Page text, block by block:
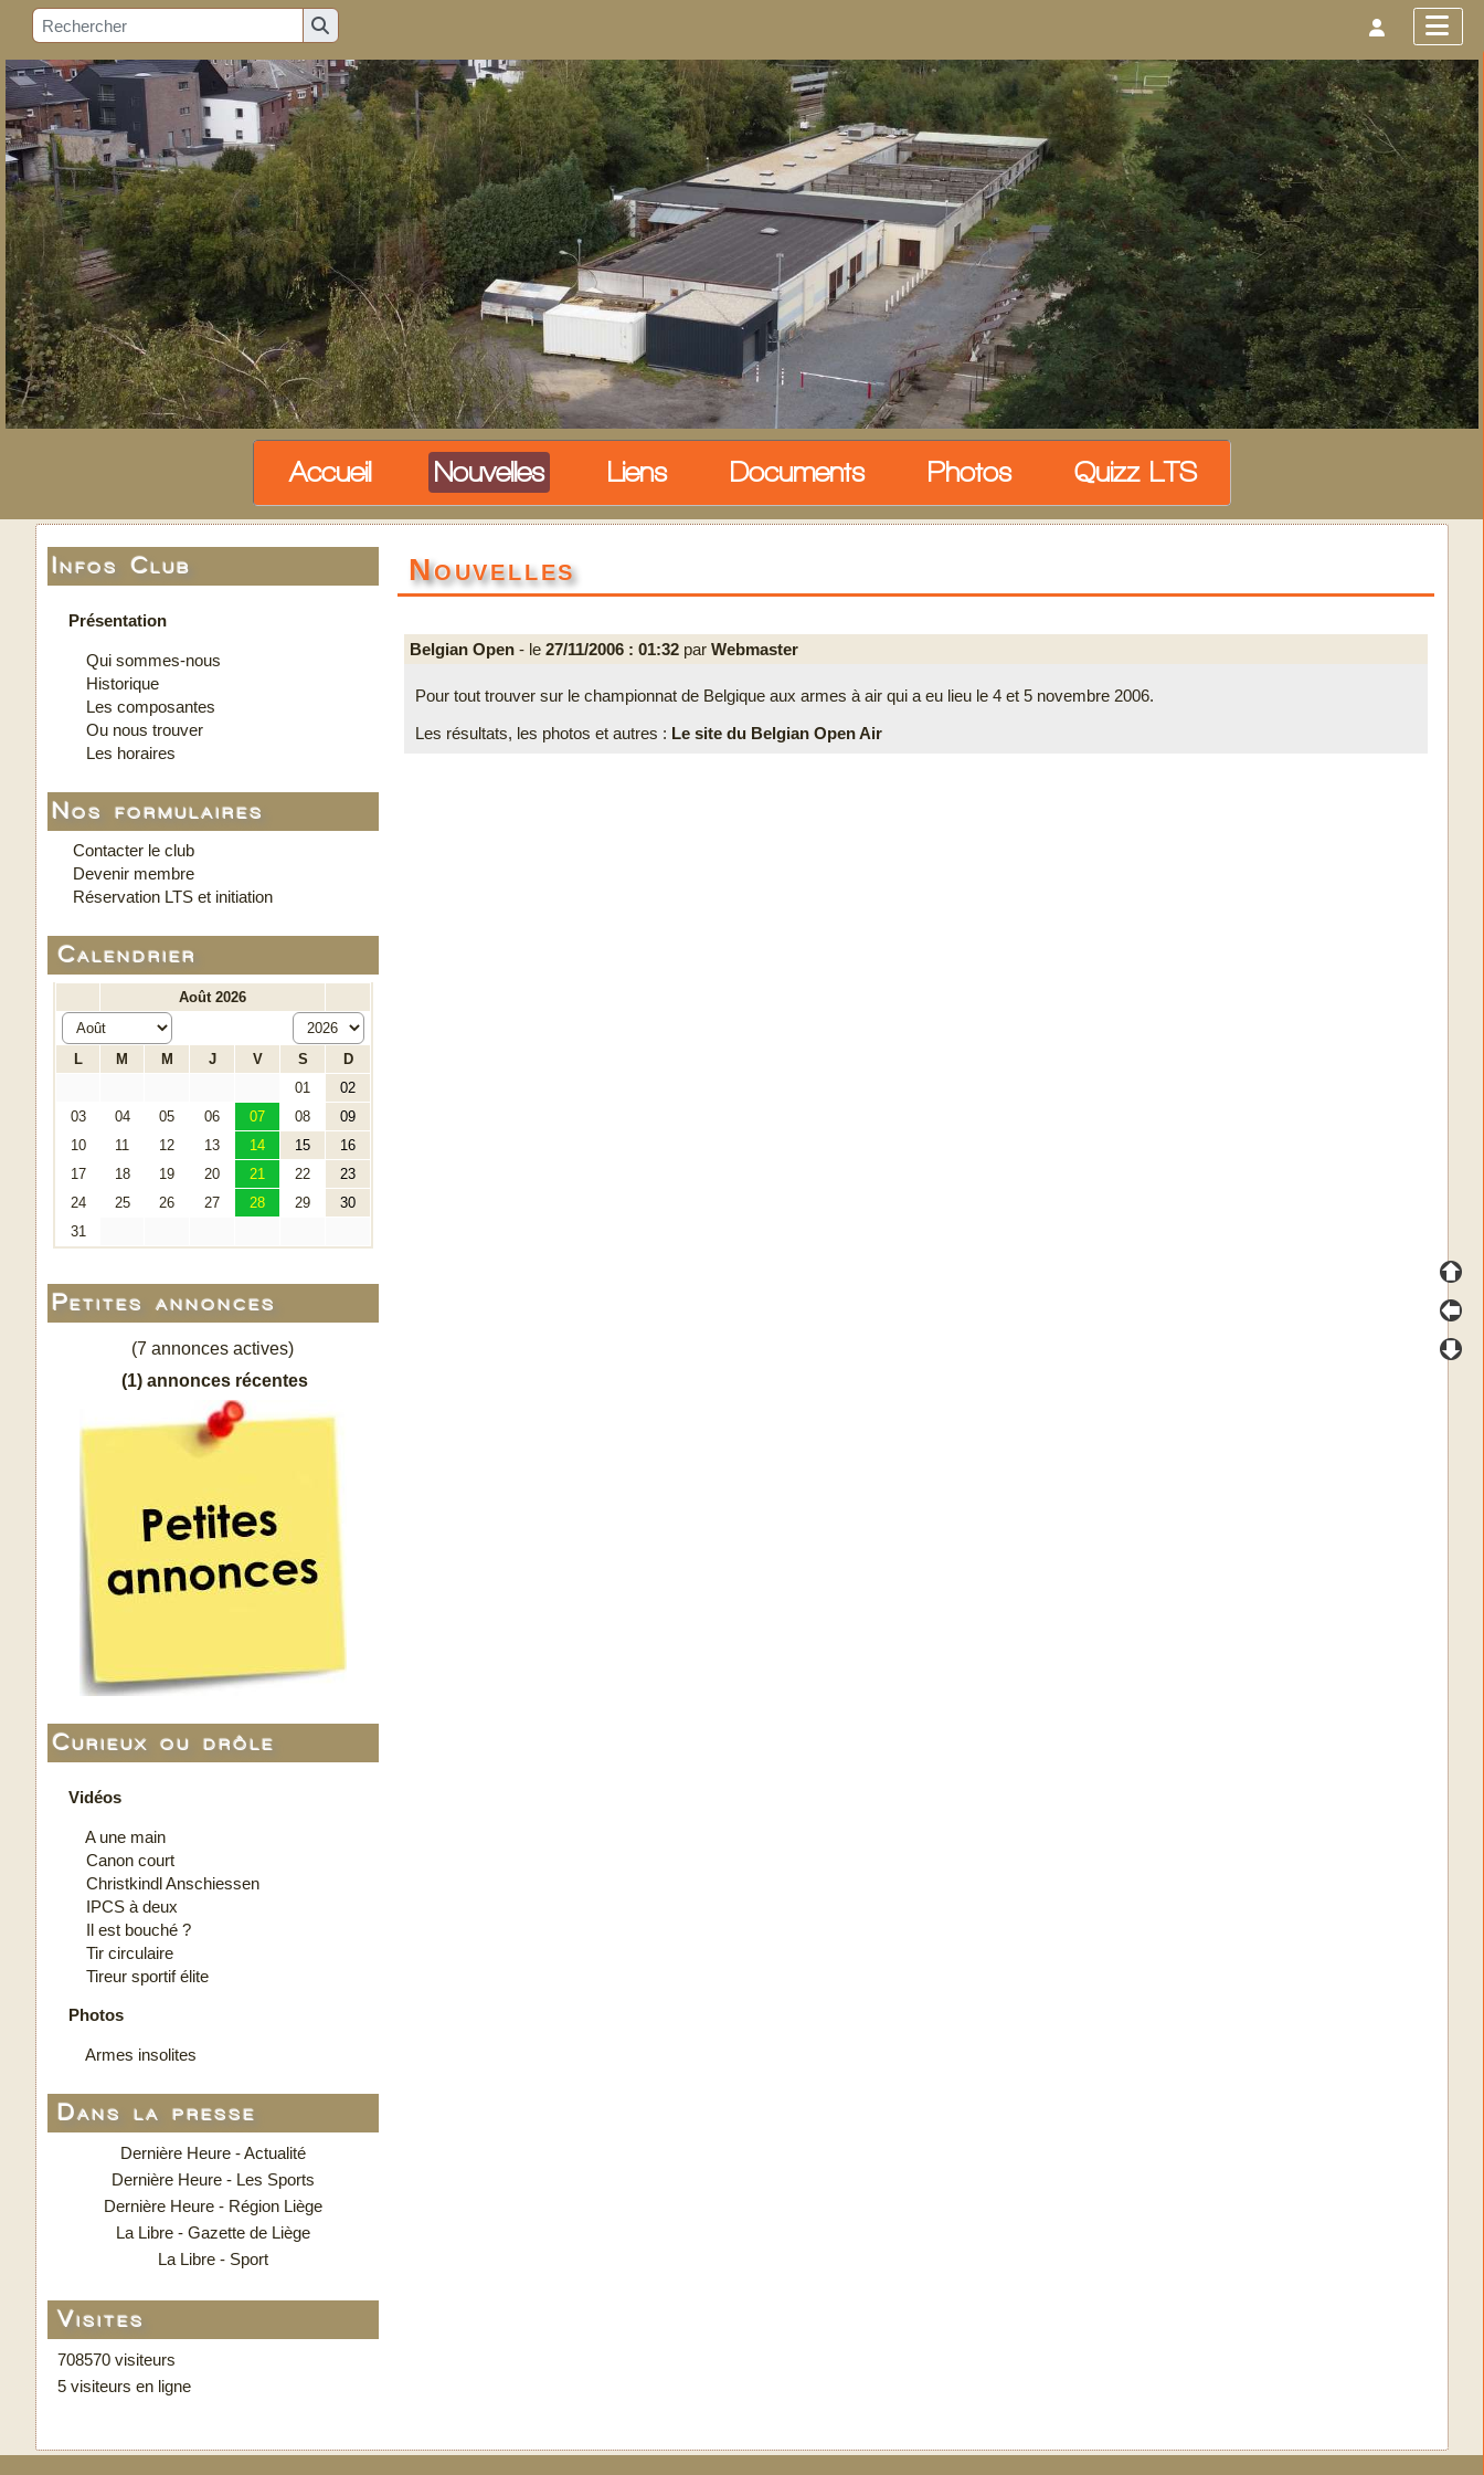
Accueil Nouvelles Liens Documents Photos Quizz LTS
Infos Club
Présentation
Qui sommes-nous
Historique
Les composantes
Ou nous trouver
Les horaires
Nos formulaires
Contacter le club
Devenir membre
Réservation LTS et initiation
Calendrier
Petites annonces
(7 annonces actives)
(1) annonces récentes
Curieux ou drôle
Vidéos
A une main
Canon court
Christkindl Anschiessen
IPCS à deux
Il est bouché ?
Tir circulaire
Tireur sportif élite
Photos
Armes insolites
Dans la presse
Dernière Heure - Actualité
Dernière Heure - Les Sports
Dernière Heure - Région Liège
La Libre - Gazette de Liège
La Libre - Sport
Visites
708570 visiteurs
5 visiteurs en ligne
Nouvelles
Belgian Open - le 27/11/2006 : 01:32 par Webmaster
Pour tout trouver sur le championnat de Belgique aux armes à air qui a eu lieu le 4 et 5 novembre 2006.
Les résultats, les photos et autres : Le site du Belgian Open Air